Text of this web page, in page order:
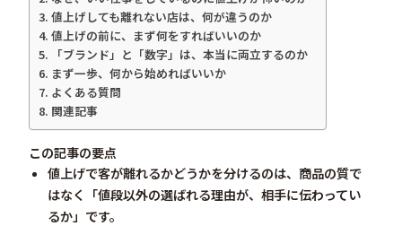
値上げしても離れない店は、何が違うのか
値上げの前に、まず何をすればいいのか
「ブランド」と「数字」は、本当に両立するのか
まず一歩、何から始めればいいか
よくある質問
関連記事
この記事の要点
値上げで客が離れるかどうかを分けるのは、商品の質で
はなく「値段以外の選ばれる理由が、相手に伝わってい
るか」です。